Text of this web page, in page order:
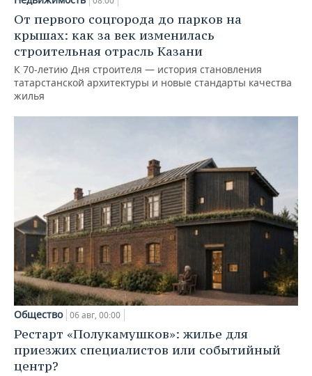
От первого соцгорода до парков на
крышах: как за век изменилась
строительная отрасль Казани
К 70-летию Дня строителя — история становления
татарстанской архитектуры и новые стандарты качества
жилья
Общество 06 авг, 00:00
Рестарт «Полукамушков»: жилье для
приезжих специалистов или событийный
центр?